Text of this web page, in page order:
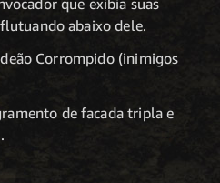
que exibia suas
abaixo dele.
Corrompido (inimigos
de facada tripla e